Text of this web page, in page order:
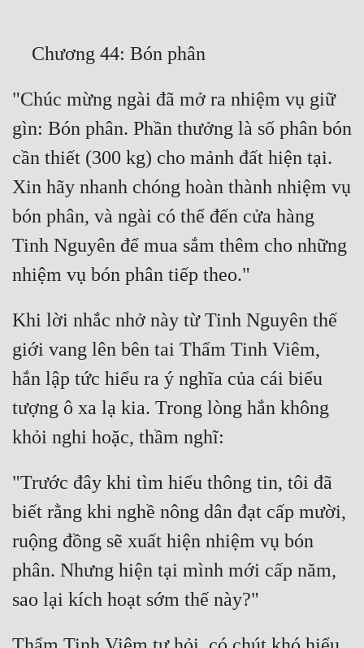
Truyện Nhập Môn
Truyện ngắn
Xa Lộ Dịch
Cung Đấu
Cạnh Kỹ
Cổ Tiên Hiệp
Cổ Đại
Du Hí
Dã Sử
Dị Giới
Dị Năng
Gia Đấu
Góc Nhìn Nam
Góc Nhìn Nữ
Huyền Huyễn
Huyền Nghi
Huyền Ảo
Hài Hước
"Chúc mừng ngài đã mở ra nhiệm vụ giữ
gìn: Bón phân. Phần thưởng là số phân bón
cần thiết (300 kg) cho mảnh đất hiện tại.
Xin hãy nhanh chóng hoàn thành nhiệm vụ
bón phân, và ngài có thể đến cửa hàng
Tinh Nguyên để mua sắm thêm cho những
Khi lời nhắc nhở này từ Tinh Nguyên thế
giới vang lên bên tai Thẩm Tinh Viêm,
hắn lập tức hiểu ra ý nghĩa của cái biểu
tượng ô xa lạ kia. Trong lòng hắn không
"Trước đây khi tìm hiểu thông tin, tôi đã
biết rằng khi nghề nông dân đạt cấp mười,
ruộng đồng sẽ xuất hiện nhiệm vụ bón
phân. Nhưng hiện tại mình mới cấp năm,